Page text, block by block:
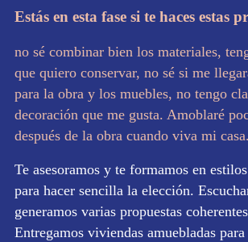
Estás en esta fase si te haces estas
no sé combinar bien los materiales,
que quiero conservar, no sé si me
para la obra y los muebles, no tengo
decoración que me gusta. Amoblaré
después de la obra cuando viva mi casa.
Te asesoramos y te formamos en
para hacer sencilla la elección.
generamos varias propuestas
Entregamos viviendas amuebladas